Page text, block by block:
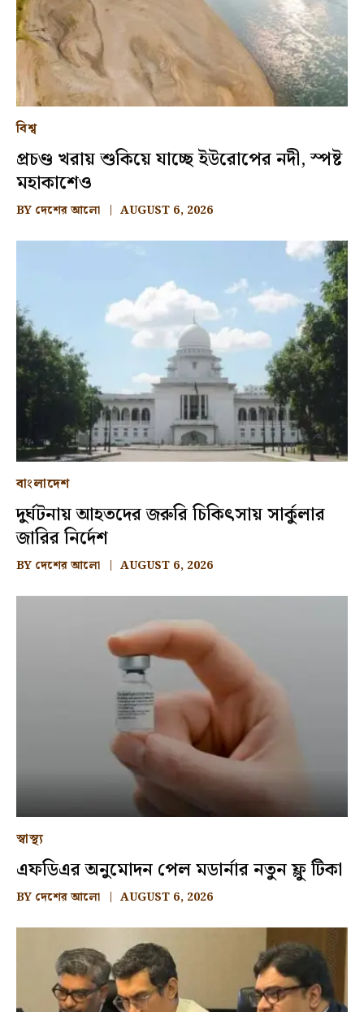
বিশ্ব
প্রচণ্ড খরায় শুকিয়ে যাচ্ছে ইউরোপের নদী, স্পষ্ট
মহাকাশেও
BY দেশের আলো AUGUST 6, 2026
বাংলাদেশ
দুর্ঘটনায় আহতদের জরুরি চিকিৎসায় সার্কুলার
জারির নির্দেশ
BY দেশের আলো AUGUST 6, 2026
স্বাস্থ্য
এফডিএর অনুমোদন পেল মডার্নার নতুন ফ্লু টিকা
BY দেশের আলো AUGUST 6, 2026